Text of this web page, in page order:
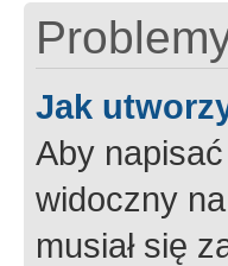
Jak
Aby
widoczny
musiał się